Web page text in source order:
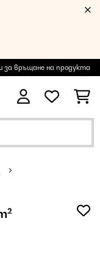
за връщане на продукта